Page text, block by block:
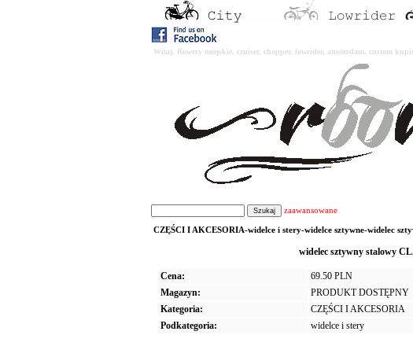
Witaj. Rowery miejskie, cruiser, chopper, lowrider, amsterdam, custom
zaawansowane
CZĘŚCI I AKCESORIA-widelce i stery-widelce sztywne-widelec
widelec sztywny stalowy
Cena:
69.50 PLN
Magazyn:
PRODUKT DOSTĘPNY
Kategoria:
CZĘŚCI I AKCESORIA
Podkategoria:
widelce i stery